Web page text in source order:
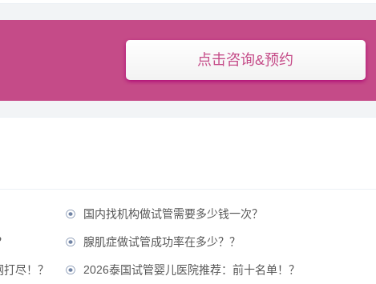
点击咨询&预约
 国内找机构做试管需要多少钱一次？
 腺肌症做试管成功率在多少？？
尽！？  2026泰国试管婴儿医院推荐：前十名单！？